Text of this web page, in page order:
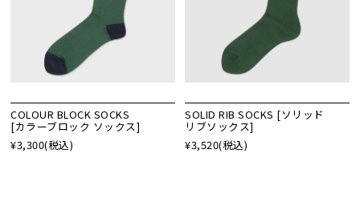
COLOUR BLOCK SOCKS
[カラーブロック ソックス]
¥3,300(税込)
SOLID RIB SOCKS [ソリッド
リブソックス]
¥3,520(税込)